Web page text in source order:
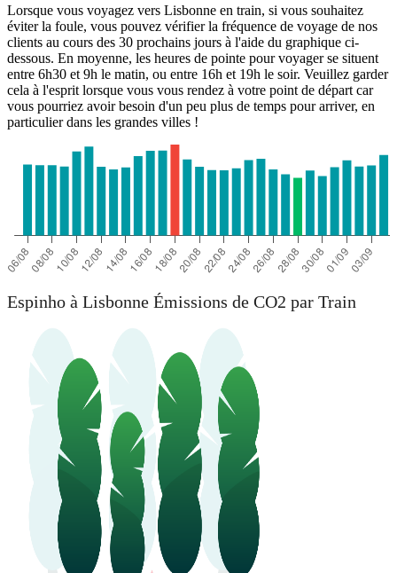
Lorsque vous voyagez vers Lisbonne en train, si vous souhaitez
éviter la foule, vous pouvez vérifier la fréquence de voyage de nos
clients au cours des 30 prochains jours à l'aide du graphique ci-
dessous. En moyenne, les heures de pointe pour voyager se situent
entre 6h30 et 9h le matin, ou entre 16h et 19h le soir. Veuillez garder
cela à l'esprit lorsque vous vous rendez à votre point de départ car
vous pourriez avoir besoin d'un peu plus de temps pour arriver, en
particulier dans les grandes villes !
Espinho à Lisbonne Émissions de CO2 par Train